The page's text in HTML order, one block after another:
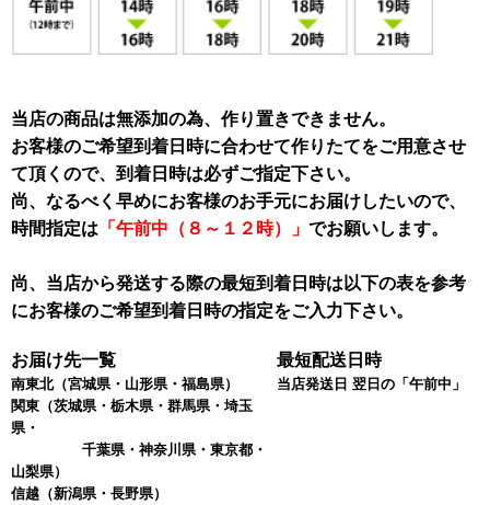
当店の商品は無添加の為、作り置きできません。
お客様のご希望到着日時に合わせて作りたてをご用意させ
て頂くので、到着日時は必ずご指定下さい。
尚、なるべく早めにお客様のお手元にお届けしたいので、
時間指定は 「午前中（８～１２時）」 でお願いします。
尚、当店から発送する際の最短到着日時は以下の表を参考
にお客様のご希望到着日時の指定をご入力下さい。
お届け先一覧 最短配送日時
南東北（宮城県・山形県・福島県）
関東 （茨城県・栃木県・群馬県・埼玉
県・
千葉県・神奈川県・東京都・
山梨県）
信越 （新潟県・長野県）
当店発送日 翌日の「午前中」